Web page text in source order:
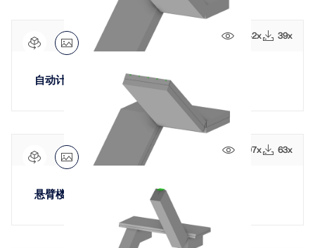
1442x 39x
自动计算荷载的悬臂楼梯
1707x 63x
悬臂楼梯